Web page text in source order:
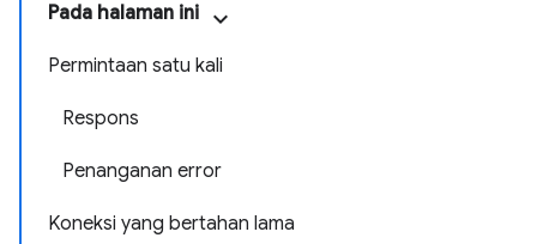
Pada halaman ini
Permintaan satu kali
Respons
Penanganan error
Koneksi yang bertahan lama